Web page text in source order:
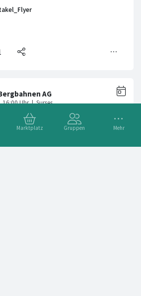
Marktplatz Gruppen Mehr